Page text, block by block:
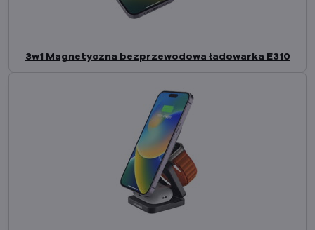
3w1 Magnetyczna bezprzewodowa ładowarka E310